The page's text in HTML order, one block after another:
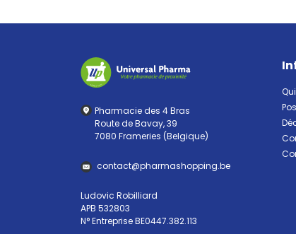
Pharmacie des 4 Bras
Route de Bavay, 39
7080 Frameries (Belgique)
contact@pharmashopping.be
Ludovic Robilliard
APB 532803
N° Entreprise BE0447.382.113